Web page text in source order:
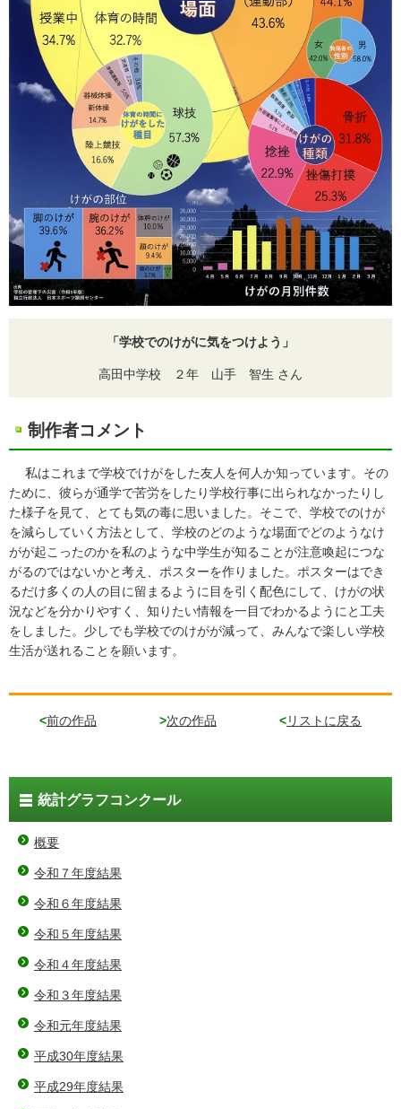
「学校でのけがに気をつけよう」
高田中学校 ２年 山手 智生 さん
制作者コメント
私はこれまで学校でけがをした友人を何人か知っています。その
ために、彼らが通学で苦労をしたり学校行事に出られなかったりし
た様子を見て、とても気の毒に思いました。そこで、学校でのけが
を減らしていく方法として、学校のどのような場面でどのようなけ
がが起こったのかを私のような中学生が知ることが注意喚起につな
がるのではないかと考え、ポスターを作りました。ポスターはでき
るだけ多くの人の目に留まるように目を引く配色にして、けがの状
況などを分かりやすく、知りたい情報を一目でわかるようにと工夫
をしました。少しでも学校でのけがが減って、みんなで楽しい学校
生活が送れることを願います。
<前の作品 >次の作品 <リストに戻る
統計グラフコンクール
概要
令和７年度結果
令和６年度結果
令和５年度結果
令和４年度結果
令和３年度結果
令和元年度結果
平成30年度結果
平成29年度結果